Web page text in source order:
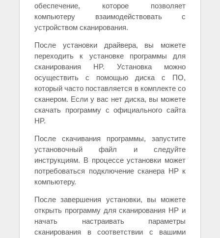
обеспечение, которое позволяет
компьютеру взаимодействовать с
устройством сканирования.
После установки драйвера, вы можете
переходить к установке программы для
сканирования HP. Установка можно
осуществить с помощью диска с ПО,
который часто поставляется в комплекте со
сканером. Если у вас нет диска, вы можете
скачать программу с официального сайта
HP.
После скачивания программы, запустите
установочный файл и следуйте
инструкциям. В процессе установки может
потребоваться подключение сканера HP к
компьютеру.
После завершения установки, вы можете
открыть программу для сканирования HP и
начать настраивать параметры
сканирования в соответствии с вашими